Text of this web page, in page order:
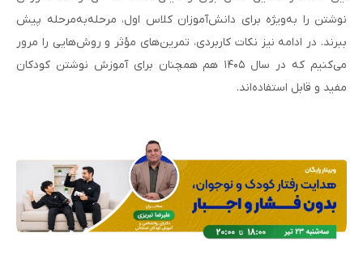
نوشتن را به‌ویژه برای دانش‌آموزان کلاس اول، مرحله‌به‌مرحله پیش
ببرند. در ادامه نیز نکات کاربردی، تمرین‌های مؤثر و روش‌هایی را مرور
می‌کنیم که در سال ۱۴۰۵ هم همچنان برای آموزش نوشتن کودکان
مفید و قابل استفاده‌اند.